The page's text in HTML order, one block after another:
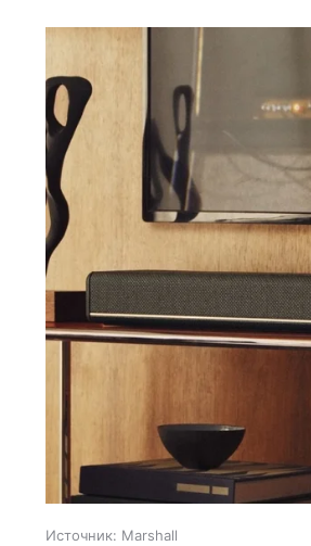
Источник: Marshall